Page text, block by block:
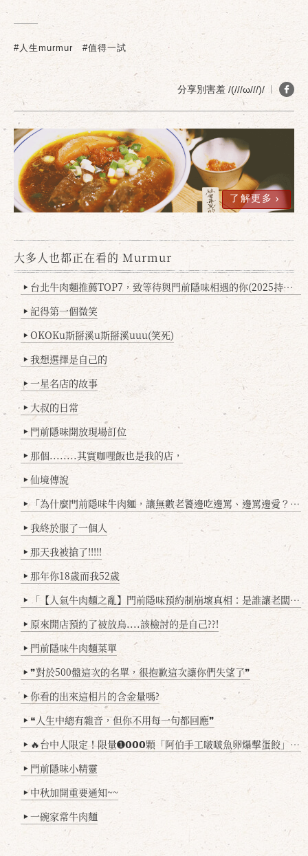
#人生murmur #值得一試
分享別害羞 /(///ω///)/
了解更多
大多人也都正在看的 Murmur
▶ 台北牛肉麵推薦TOP7，致等待與門前隱味相遇的你(2025持續更新
▶ 記得第一個微笑
▶ OKOKu斯掰溪u斯掰溪uuu(笑死)
▶ 我想選擇是自己的
▶ 一星名店的故事
▶ 大叔的日常
▶ 門前隱味開放現場訂位
▶ 那個........其實咖哩飯也是我的店，
▶ 仙境傳說
▶ 「為什麼門前隱味牛肉麵，讓無數老饕邊吃邊罵、邊罵邊愛？小辣雞揭密！」
▶ 我終於服了一個人
▶ 那天我被搶了!!!!!
▶ 那年你18歲而我52歲
▶ 「【人氣牛肉麵之亂】門前隱味預約制崩壞真相：是誰讓老闆心灰意冷？」
▶ 原來開店預約了被放鳥....該檢討的是自己??!
▶ 門前隱味牛肉麵菜單
▶ ❞對於500盤這次的名單，很抱歉這次讓你們失望了❞
▶ 你看的出來這相片的含金量嗎?
▶ ❝人生中總有雜音，但你不用每一句都回應❞
▶ 🔥台中人限定！限量➊𝟬𝟬𝟬顆「阿伯手工啵啵魚卵爆擊蛋餃」台北已被搶爆2萬顆，最後名額門前隱味只留給你！🥟💥
▶ 門前隱味小精靈
▶ 中秋加開重要通知~~
▶ 一碗家常牛肉麵